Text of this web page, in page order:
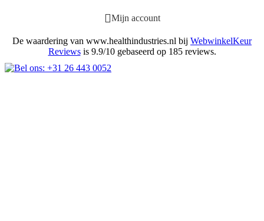
Mijn account
De waardering van www.healthindustries.nl bij WebwinkelKeur
Reviewsis 9.9/10 gebaseerd op 185 reviews.